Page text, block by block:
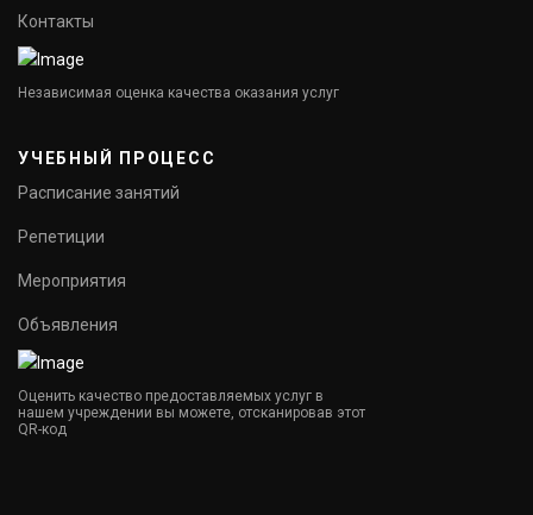
Контакты
Независимая оценка качества оказания услуг
УЧЕБНЫЙ ПРОЦЕСС
Расписание занятий
Репетиции
Мероприятия
Объявления
Оценить качество предоставляемых услуг в
нашем учреждении вы можете, отсканировав этот
QR-код